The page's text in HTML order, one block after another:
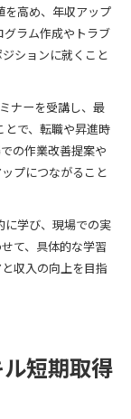
を高め、年収アップ
グラム作成やトラブ
ションに就くこと
ナーを受講し、最
で、転職や昇進時
の作業改善提案や
プにつながること
に学び、現場での実
て、具体的な学習
収入の向上を目指
短期取得